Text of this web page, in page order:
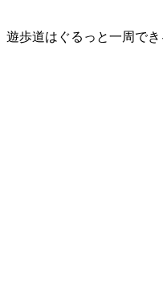
遊歩道はぐるっと一周で